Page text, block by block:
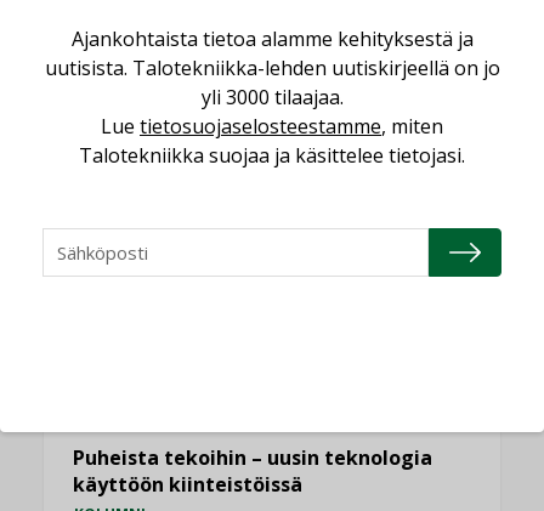
saman katon alle”
AJANKOHTAISTA
Kaivamattomat menetelmät
vakiinnuttavat asemansa taloyhtiöissä
LEHDEN ARTIKKELIT,TILAAJILLE
KATSO KAIKKI
Puheista tekoihin – uusin teknologia
käyttöön kiinteistöissä
Ajankohtaista tietoa alamme kehityksestä ja
uutisista. Talotekniikka-lehden uutiskirjeellä on jo
yli 3000 tilaajaa.
Lue tietosuojaselosteestamme, miten
Talotekniikka suojaa ja käsittelee tietojasi.